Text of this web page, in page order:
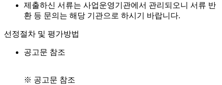
제출하신 서류는 사업운영기관에서 관리되오니 서류 반
환 등 문의는 해당 기관으로 하시기 바랍니다.
선정절차 및 평가방법
공고문 참조
※ 공고문 참조